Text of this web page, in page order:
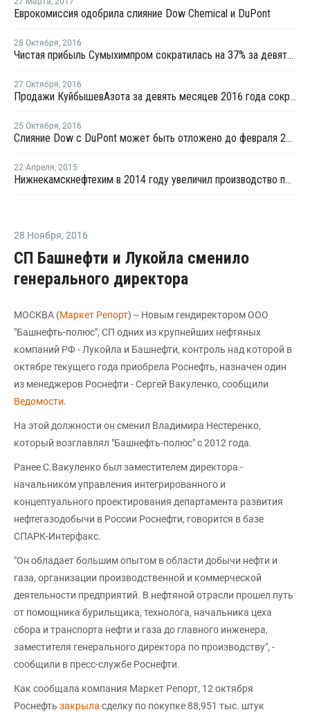
Еврокомиссия одобрила слияние Dow Chemical и DuPont
28 Октября, 2016
Чистая прибыль Сумыхимпром сократилась на 37% за девять месяцев
27 Октября, 2016
Продажи КуйбышевАзота за девять месяцев 2016 года сократились на 1%
25 Октября, 2016
Слияние Dow с DuPont может быть отложено до февраля 2017 года
22 Апреля, 2015
Нижнекамскнефтехим в 2014 году увеличил производство полимеров на 11%
28 Ноября, 2016
СП Башнефти и Лукойла сменило
генерального директора
МОСКВА (Маркет Репорт) -- Новым гендиректором ООО
"Башнефть-полюс", СП одних из крупнейших нефтяных
компаний РФ - Лукойла и Башнефти, контроль над которой в
октябре текущего года приобрела Роснефть, назначен один
из менеджеров Роснефти - Сергей Вакуленко, сообщили
Ведомости.
На этой должности он сменил Владимира Нестеренко,
который возглавлял "Башнефть-полюс" с 2012 года.
Ранее С.Вакуленко был заместителем директора -
начальником управления интегрированного и
концептуального проектирования департамента развития
нефтегазодобычи в России Роснефти, говорится в базе
СПАРК-Интерфакс.
"Он обладает большим опытом в области добычи нефти и
газа, организации производственной и коммерческой
деятельности предприятий. В нефтяной отрасли прошел путь
от помощника бурильщика, технолога, начальника цеха
сбора и транспорта нефти и газа до главного инженера,
заместителя генерального директора по производству", -
сообщили в пресс-службе Роснефти.
Как сообщала компания Маркет Репорт, 12 октября
Роснефть закрыла сделку по покупке 88,951 тыс. штук